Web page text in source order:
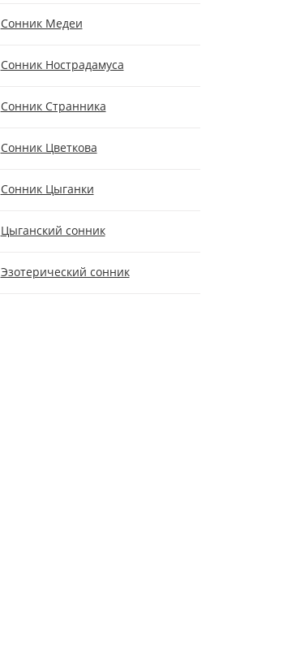
Сонник Медеи
Сонник Нострадамуса
Сонник Странника
Сонник Цветкова
Сонник Цыганки
Цыганский сонник
Эзотерический сонник